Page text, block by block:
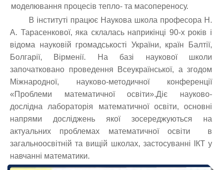
моделювання процесів тепло- та масопереносу.
В інституті працює Наукова школа професора Н.
А. Тарасенкової, яка склалась наприкінці 90-х років і
відома науковій громадськості України, країн Балтії,
Болгарії, Вірменії. На базі наукової школи
започатковано проведення Всеукраїнської, а згодом
Міжнародної, науково-методичної конференції
«Проблеми математичної освіти».Діє науково-
дослідна лабораторія математичної освіти, основні
напрями досліджень якої зосереджуються на
актуальних проблемах математичної освіти в
загальноосвітній та вищій школах, застосуванні ІКТ у
навчанні математики.